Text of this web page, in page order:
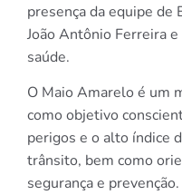
presença da equipe de
João Antônio Ferreira
saúde.
O Maio Amarelo é um
como objetivo
perigos e o alto índice
trânsito, bem como
segurança e